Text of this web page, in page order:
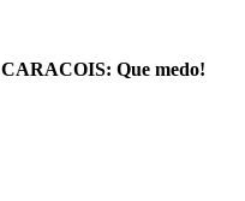
CARACOIS: Que medo!